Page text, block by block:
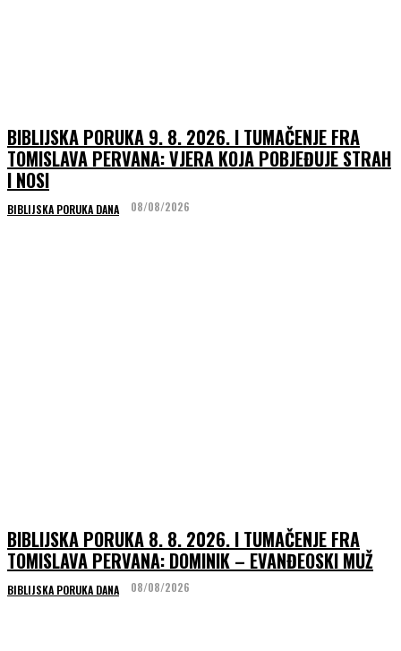
BIBLIJSKA PORUKA 9. 8. 2026. I TUMAČENJE FRA
TOMISLAVA PERVANA: VJERA KOJA POBJEĐUJE STRAH
I NOSI
BIBLIJSKA PORUKA DANA 08/08/2026
BIBLIJSKA PORUKA 8. 8. 2026. I TUMAČENJE FRA
TOMISLAVA PERVANA: DOMINIK – EVANĐEOSKI MUŽ
BIBLIJSKA PORUKA DANA 08/08/2026